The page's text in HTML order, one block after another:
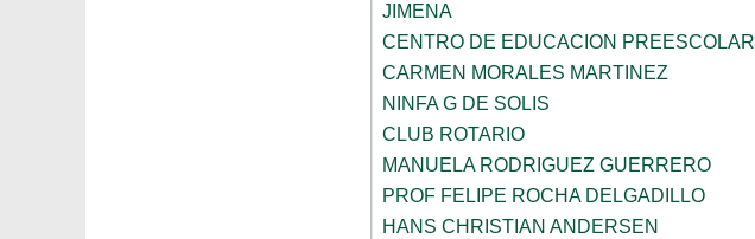
JIMENA
CENTRO DE EDUCACION PREESCOLAR
CARMEN MORALES MARTINEZ
NINFA G DE SOLIS
CLUB ROTARIO
MANUELA RODRIGUEZ GUERRERO
PROF FELIPE ROCHA DELGADILLO
HANS CHRISTIAN ANDERSEN